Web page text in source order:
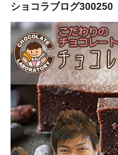
ショコラブログ300250